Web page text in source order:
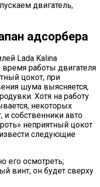
двигатель,
адсорбера
Lada Kalina
работы двигателя
цокот, при
шума выясняется,
Хотя на работу
некоторых
собственники авто
неприятный цокот
следующие
его осмотреть;
винт, он будет сверху